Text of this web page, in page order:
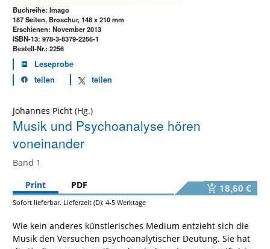
Buchreihe: Imago
187 Seiten, Broschur, 148 x 210 mm
Erschienen: November 2013
ISBN-13: 978-3-8379-2256-1
Bestell-Nr.: 2256
Leseprobe
teilen
teilen
Johannes Picht
Musik und Psychoanalyse hören
voneinander
Band 1
Print
PDF 18,60 €
Sofort lieferbar. Lieferzeit (D): 4-5 Werktage
Wie kein anderes künstlerisches Medium entzieht sich die
Musik den Versuchen psychoanalytischer Deutung. Sie hat